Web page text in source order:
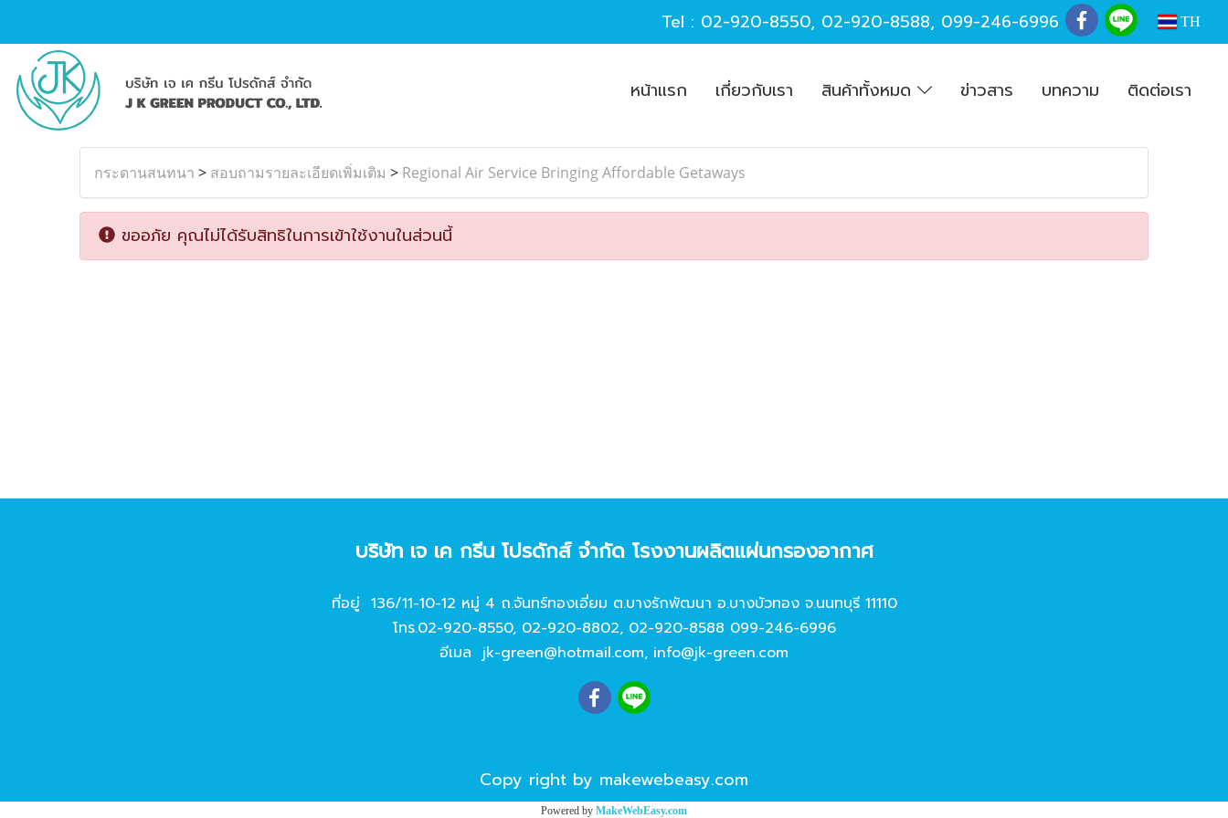
Tel : 02-920-8550, 02-920-8588, 099-246-6996 TH
หน้าแรก เกี่ยวกับเรา สินค้าทั้งหมด ข่าวสาร บทความ ติดต่อเรา
กระดานสนทนา > สอบถามรายละเอียดเพิ่มเติม > Regional Air Service Bringing Affordable Getaways
ขออภัย คุณไม่ได้รับสิทธิในการเข้าใช้งานในส่วนนี้
บริษัท เจ เค กรีน โปรดักส์ จํากัด โรงงานผลิตแผ่นกรองอากาศ
ที่อยู่ 136/11-10-12 หมู่ 4 ถ.จันทร์ทองเอี่ยม ต.บางรักพัฒนา อ.บางบัวทอง จ.นนทบุรี 11110
โทร.02-920-8550, 02-920-8802, 02-920-8588 099-246-6996
อีเมล jk-green@hotmail.com, info@jk-green.com
Copy right by makewebeasy.com
Powered by MakeWebEasy.com